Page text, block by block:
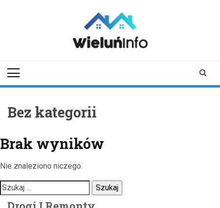
Bez kategorii
Brak wyników
Nie znaleziono niczego.
Szukaj: